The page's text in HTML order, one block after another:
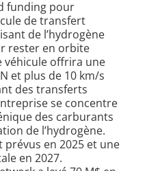
funding pour
de transfert
de l’hydrogène
rester en orbite
véhicule offrira une
et plus de 10 km/s
des transferts
se concentre
des carburants
de l’hydrogène.
prévus en 2025 et une
en 2027.